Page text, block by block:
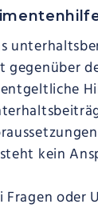
gegenüber
kein
Fragen oder